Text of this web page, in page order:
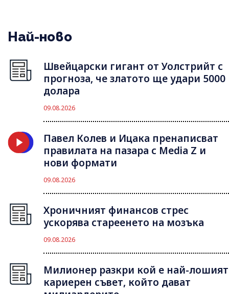
Най-ново
Швейцарски гигант от Уолстрийт с
прогноза, че златото ще удари 5000
долара
09.08.2026
Павел Колев и Ицака пренаписват
правилата на пазара с Media Z и
нови формати
09.08.2026
Хроничният финансов стрес
ускорява стареенето на мозъка
09.08.2026
Милионер разкри кой е най-лошият
кариерен съвет, който дават